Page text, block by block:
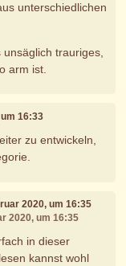
unterschiedlichen
trauriges,
arm ist.
16:33
zu entwickeln,
2020, um 16:35
2020, um 16:35
in dieser
kannst wohl